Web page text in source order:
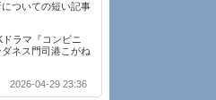
ついての短い記事
ラマ『コンビニ
ネス門司港こがね
2026-04-29 23:36